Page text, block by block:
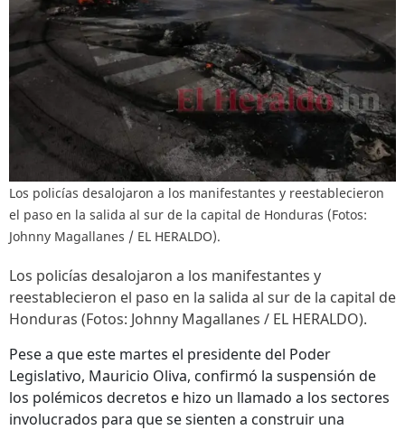
Los policías desalojaron a los manifestantes y reestablecieron
el paso en la salida al sur de la capital de Honduras (Fotos:
Johnny Magallanes / EL HERALDO).
Los policías desalojaron a los manifestantes y
reestablecieron el paso en la salida al sur de la capital de
Honduras (Fotos: Johnny Magallanes / EL HERALDO).
Pese a que este martes el presidente del Poder
Legislativo, Mauricio Oliva, confirmó la suspensión de
los polémicos decretos e hizo un llamado a los sectores
involucrados para que se sienten a construir una